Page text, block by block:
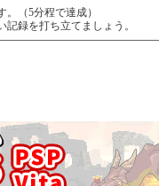
（5分程で達成）
録を打ち立てましょう。